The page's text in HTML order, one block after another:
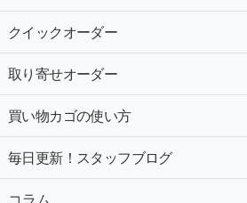
クイックオーダー
取り寄せオーダー
買い物カゴの使い方
毎日更新！スタッフブログ
コラム